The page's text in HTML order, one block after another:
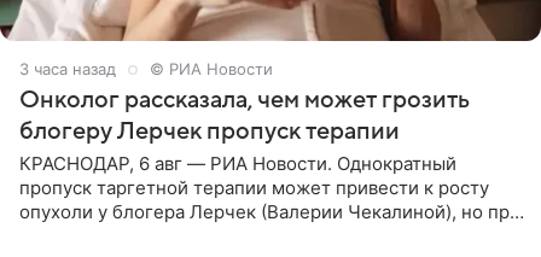
3 часа назад © РИА Новости
Онколог рассказала, чем может грозить
блогеру Лерчек пропуск терапии
КРАСНОДАР, 6 авг — РИА Новости. Однократный
пропуск таргетной терапии может привести к росту
опухоли у блогера Лерчек (Валерии Чекалиной), но при